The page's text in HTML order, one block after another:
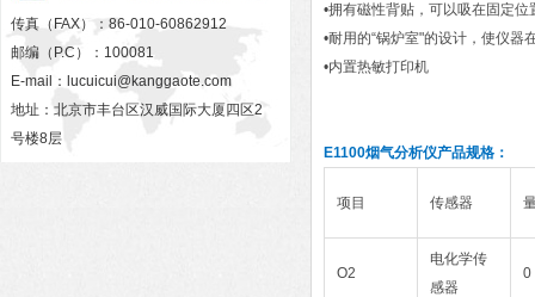
传真（FAX）：86-010-60862912
邮编（P.C）：100081
E-mail： lucuicui@kanggaote.com
地址：北京市丰台区汉威国际大厦四区2
号楼8层
•拥有磁性背贴，可以吸在固定位
•耐用的“锅炉室"的设计，使仪器
•内置热敏打印机
E1100烟气分析仪产品规格：
项目 传感器
O2
电化学传
感器
0